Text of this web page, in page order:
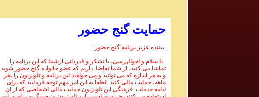
حمایت گنج حضور
بیننده عزیز برنامه گنج حضور:
با سلام و احوالپرسی، با تشکر و قدردانی ازشما که این برنامه را
تماشا می کنید، از شما تقاضا داریم که عضو خانواده گنج حضور شوید
و به هر اندازه که می توانید و می خواهید این برنامه و تلویزیون را ،هر
ماهه، حمایت مالی کنید. لطفاً به این امر مهم توجه فرمایید که برای
ادامه خدمات فرهنگی این تلویزیون حمایت مالی اشخاصی که از آن